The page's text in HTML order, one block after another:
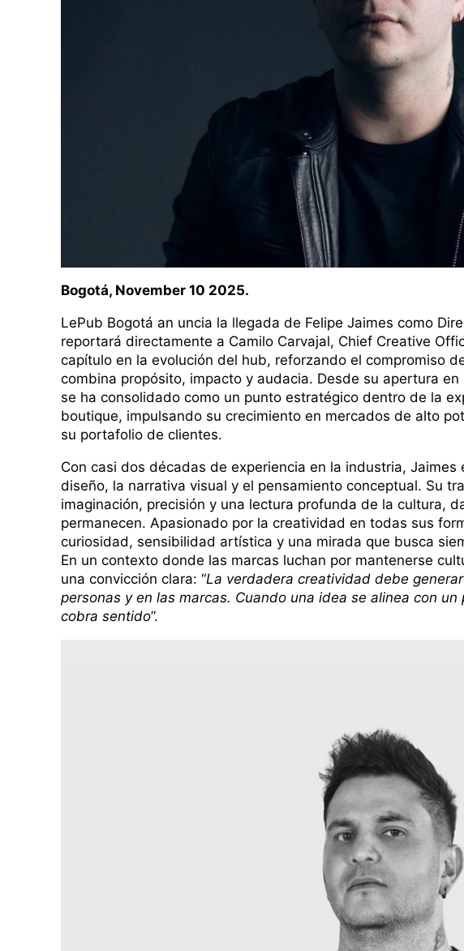
Bogotá, November 10 2025.
LePub Bogotá an uncia la llegada de Felipe Jaimes como
reportará directamente a Camilo Carvajal, Chief Creative
capítulo en la evolución del hub, reforzando el compromiso
combina propósito, impacto y audacia. Desde su apertura
se ha consolidado como un punto estratégico dentro de la
boutique, impulsando su crecimiento en mercados de alto
su portafolio de clientes.
Con casi dos décadas de experiencia en la industria,
diseño, la narrativa visual y el pensamiento conceptual. Su
imaginación, precisión y una lectura profunda de la cultura,
permanecen. Apasionado por la creatividad en todas sus
curiosidad, sensibilidad artística y una mirada que busca
En un contexto donde las marcas luchan por mantenerse
una convicción clara: “La verdadera creatividad debe
personas y en las marcas. Cuando una idea se alinea con
cobra sentido”.